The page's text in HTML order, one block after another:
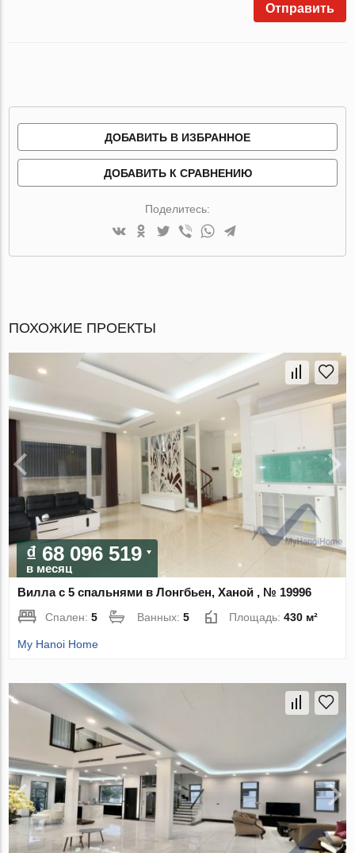
Отправить
ДОБАВИТЬ В ИЗБРАННОЕ
ДОБАВИТЬ К СРАВНЕНИЮ
Поделитесь:
ПОХОЖИЕ ПРОЕКТЫ
₫ 68 096 519
в месяц
Вилла с 5 спальнями в Лонгбьен, Ханой , № 19996
Спален:5 Ванных:5 Площадь:430 м²
My Hanoi Home